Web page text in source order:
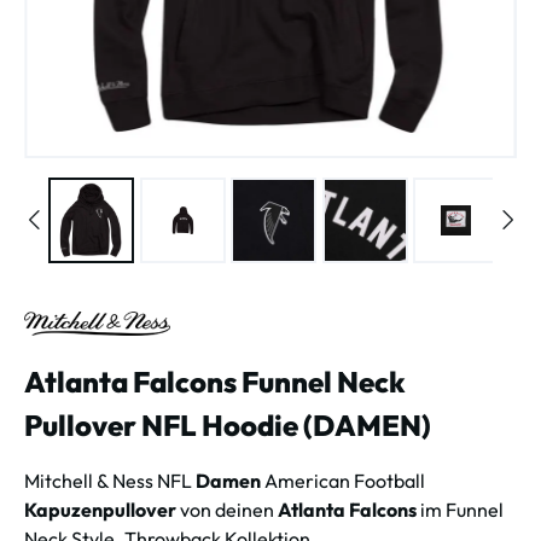
Atlanta Falcons Funnel Neck
Pullover NFL Hoodie (DAMEN)
Mitchell & Ness NFL Damen American Football
Kapuzenpullovervon deinen Atlanta Falcons im Funnel